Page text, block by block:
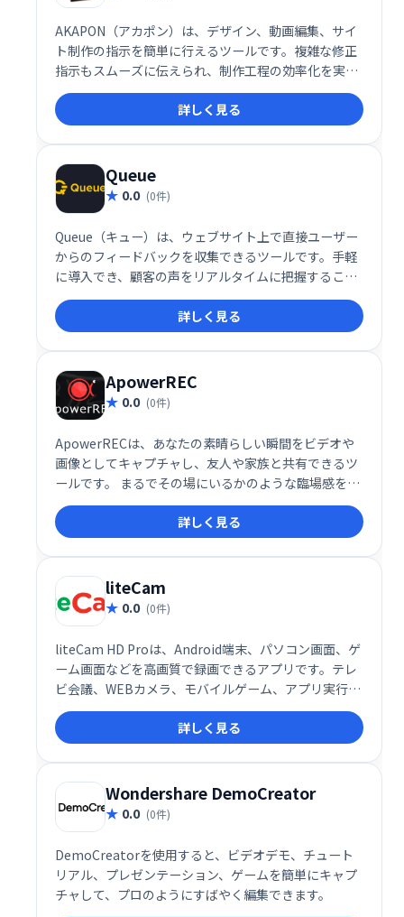
AKAPON（アカポン）は、デザイン、動画編集、サイ
ト制作の指示を簡単に行えるツールです。複雑な修正
指示もスムーズに伝えられ、制作工程の効率化を実現
します。面倒なやり取りを簡素化し、よりスムーズな
制作ワークフローを構築できます。
詳しく見る
Queue
0.0 (0件)
Queue（キュー）は、ウェブサイト上で直接ユーザー
からのフィードバックを収集できるツールです。手軽
に導入でき、顧客の声をリアルタイムに把握すること
で、サービス向上に役立ちます。ユーザーエクスペリ
エンスの改善や、より良いウェブサイト作りを目指し
たい方におすすめです。
詳しく見る
ApowerREC
0.0 (0件)
ApowerRECは、あなたの素晴らしい瞬間をビデオや
画像としてキャプチャし、友人や家族と共有できるツ
ールです。 まるでその場にいるかのような臨場感を届
け、大切な思い出を鮮やかに記録できます。 手軽に操
作でき、高画質での記録も可能です。大切な瞬間を、
ApowerRECで残しましょう。
詳しく見る
liteCam
0.0 (0件)
liteCam HD Proは、Android端末、パソコン画面、ゲ
ーム画面などを高画質で録画できるアプリです。テレ
ビ会議、WEBカメラ、モバイルゲーム、アプリ実行画
面など幅広い用途に対応。高品質な動画記録で、様々
なシーンをスムーズにキャプチャできます。
詳しく見る
Wondershare DemoCreator
0.0 (0件)
DemoCreatorを使用すると、ビデオデモ、チュート
リアル、プレゼンテーション、ゲームを簡単にキャプ
チャして、プロのようにすばやく編集できます。